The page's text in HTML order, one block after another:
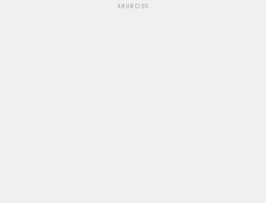
ANUNCIOS